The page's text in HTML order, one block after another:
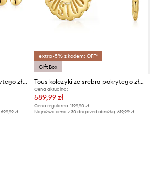
Tous kolczyki ze srebra pokrytego złotem Bold Bear Gem
699,99 zł
extra -5% z kodem: OFF*
Gift Box
Tous kolczyki ze srebra pokrytego złotem Miranda
Cena aktualna:
589,99 zł
Cena regularna: 1199,90 zł
Najniższa cena z 30 dni przed obniżką: 619,99 zł